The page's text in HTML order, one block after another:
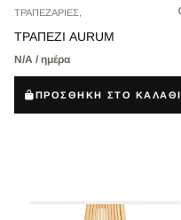
ΤΡΑΠΕΖΑΡΙΕΣ,
ΤΡΑΠΕΖΙ AURUM
Ν/Α / ημέρα
ΠΡΟΣΘΗΚΗ ΣΤΟ ΚΑΛΑΘΙ